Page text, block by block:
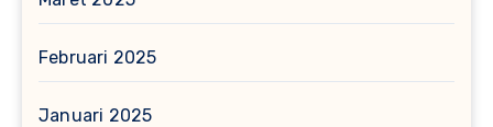
Februari 2025
Januari 2025